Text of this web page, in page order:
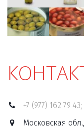
+7 (977) 162 79
Московская